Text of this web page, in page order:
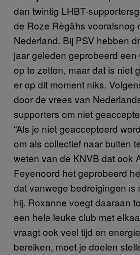
dan twintig LHBT-
de Roze Règâhs vooralsnog
Nederland. Bij PSV hebben
jaar geleden geprobeerd een
op te zetten, maar dat is niet
er op dit moment niks.
door de vrees van
supporters om niet
“Als je niet geaccepteerd
om als collectief naar buiten
weten van de KNVB dat ook
Feyenoord het geprobeerd
dat vanwege bedreigingen is
hij. Roxanne voegt daaraan
een hele leuke club met
vraagt ook veel tijd en
bereiken, moet je doelen